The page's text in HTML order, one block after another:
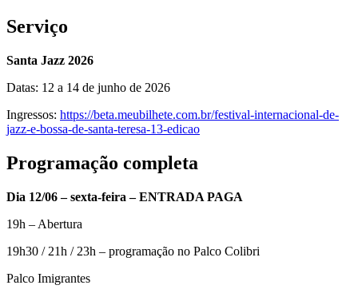
Serviço
Santa Jazz 2026
Datas: 12 a 14 de junho de 2026
Ingressos: https://beta.meubilhete.com.br/festival-internacional-de-
jazz-e-bossa-de-santa-teresa-13-edicao
Programação completa
Dia 12/06 – sexta-feira – ENTRADA PAGA
19h – Abertura
19h30 / 21h / 23h – programação no Palco Colibri
Palco Imigrantes